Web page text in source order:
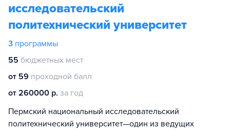
исследовательский
политехнический университет
3 программы
55 бюджетных мест
от 59 проходной балл
от 260000 р. за год
Пермский национальный исследовательский
политехнический университет—один из ведущих